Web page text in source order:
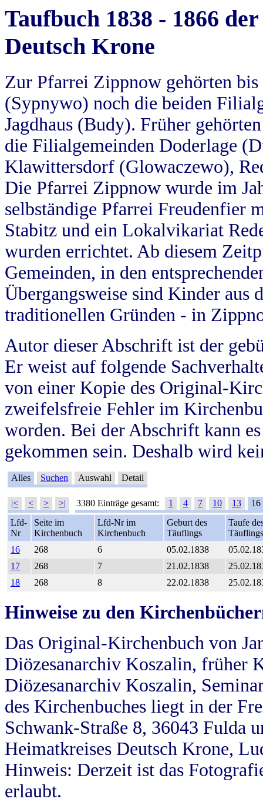
Taufbuch 1838 - 1866
Deutsch Krone
Zur Pfarrei Zippnow gehörten
(Sypnywo) noch die beiden
Jagdhaus (Budy). Früher
die Filialgemeinden Doderlage
Klawittersdorf (Glowaczewo),
Die Pfarrei Zippnow wurde im
selbständige Pfarrei Freudenfier
Stabitz und ein Lokalvikariat
wurden errichtet. Ab diesem
Gemeinden, in den
Übergangsweise sind Kinder aus
traditionellen Gründen - in
Autor dieser Abschrift ist der
Er weist auf folgende
von einer Kopie des Original-
zweifelsfreie Fehler im
worden. Bei der Abschrift kann
gekommen sein. Deshalb wird
Alles Suchen Auswahl Detail
|< < > >| 3380 Einträge gesamt: 1 4 7 10 13
16
Lfd-
Nr
Seite im
Kirchenbuch
Lfd-Nr im
Kirchenbuch
Geburt des
Täuflings
Taufe
Täuflings
16
268 6 05.02.1838
17
268 7 21.02.1838
18
268 8 22.02.1838
Hinweise zu den
Das Original-Kirchenbuch von
Diözesanarchiv Koszalin, früher
Diözesanarchiv Koszalin,
des Kirchenbuches liegt in der
Schwank-Straße 8, 36043 Fulda
Heimatkreises Deutsch Krone,
Hinweis: Derzeit ist das
erlaubt.